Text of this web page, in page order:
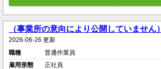
（事業所の意向により公開していません）
2026-06-26 更新
職種
普通作業員
雇用形態
正社員